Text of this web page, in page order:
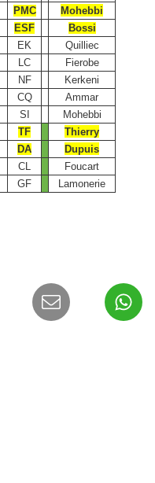
PMC
Mohebbi
ESF
Bossi
EK
Quilliec
LC
Fierobe
NF
Kerkeni
CQ
Ammar
SI
Mohebbi
TF
Thierry
DA
Dupuis
CL
Foucart
GF Lamonerie